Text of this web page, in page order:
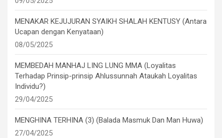
MENAKAR KEJUJURAN SYAIKH SHALAH KENTUSY (Antara
Ucapan dengan Kenyataan)
08/05/2025
MEMBEDAH MANHAJ LING LUNG MMA (Loyalitas
Terhadap Prinsip-prinsip Ahlussunnah Ataukah Loyalitas
Individu?)
29/04/2025
MENGHINA TERHINA (3) (Balada Masmuk Dan Man Huwa)
27/04/2025